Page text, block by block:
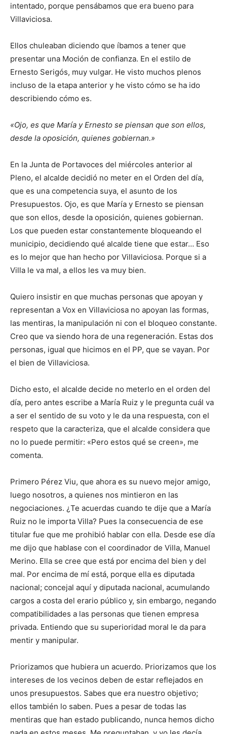
intentado, porque pensábamos que era bueno para
Villaviciosa.
Ellos chuleaban diciendo que íbamos a tener que
presentar una Moción de confianza. En el estilo de
Ernesto Serigós, muy vulgar. He visto muchos plenos
incluso de la etapa anterior y he visto cómo se ha ido
describiendo cómo es.
«Ojo, es que María y Ernesto se piensan que son ellos,
desde la oposición, quienes gobiernan.»
En la Junta de Portavoces del miércoles anterior al
Pleno, el alcalde decidió no meter en el Orden del día,
que es una competencia suya, el asunto de los
Presupuestos. Ojo, es que María y Ernesto se piensan
que son ellos, desde la oposición, quienes gobiernan.
Los que pueden estar constantemente bloqueando el
municipio, decidiendo qué alcalde tiene que estar… Eso
es lo mejor que han hecho por Villaviciosa. Porque si a
Villa le va mal, a ellos les va muy bien.
Quiero insistir en que muchas personas que apoyan y
representan a Vox en Villaviciosa no apoyan las formas,
las mentiras, la manipulación ni con el bloqueo constante.
Creo que va siendo hora de una regeneración. Estas dos
personas, igual que hicimos en el PP, que se vayan. Por
el bien de Villaviciosa.
Dicho esto, el alcalde decide no meterlo en el orden del
día, pero antes escribe a María Ruiz y le pregunta cuál va
a ser el sentido de su voto y le da una respuesta, con el
respeto que la caracteriza, que el alcalde considera que
no lo puede permitir: «Pero estos qué se creen», me
comenta.
Primero Pérez Viu, que ahora es su nuevo mejor amigo,
luego nosotros, a quienes nos mintieron en las
negociaciones. ¿Te acuerdas cuando te dije que a María
Ruiz no le importa Villa? Pues la consecuencia de ese
titular fue que me prohibió hablar con ella. Desde ese día
me dijo que hablase con el coordinador de Villa, Manuel
Merino. Ella se cree que está por encima del bien y del
mal. Por encima de mí está, porque ella es diputada
nacional; concejal aquí y diputada nacional, acumulando
cargos a costa del erario público y, sin embargo, negando
compatibilidades a las personas que tienen empresa
privada. Entiendo que su superioridad moral le da para
mentir y manipular.
Priorizamos que hubiera un acuerdo. Priorizamos que los
intereses de los vecinos deben de estar reflejados en
unos presupuestos. Sabes que era nuestro objetivo;
ellos también lo saben. Pues a pesar de todas las
mentiras que han estado publicando, nunca hemos dicho